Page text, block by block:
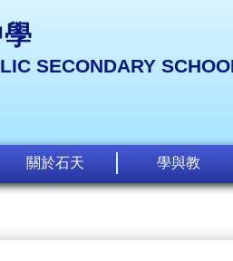
SECONDARY
關於石天 學與教